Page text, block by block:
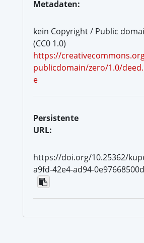
Metadaten:
kein Copyright / Public
(CC0 1.0)
https://
publicdomain/zero/1.0/
e
Persistente
URL:
https://doi.org/10.25362/
a9fd-42e4-ad94-